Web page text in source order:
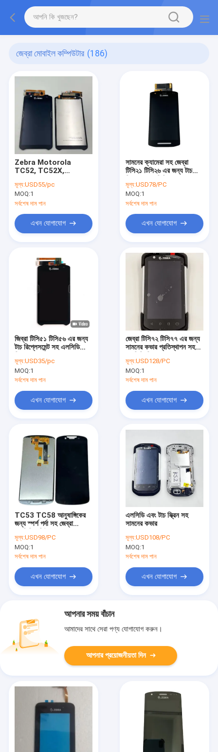
জেব্রা মোবাইল কম্পিউটার (186)
Zebra Motorola
TC52, TC52X,
TC57X, TC57AX এর
জন্য টাচ স্ক্রিন সহ এলসিডি
মূল্য:USD55/pc
MOQ:1
সর্বশেষ দাম পান
এখন যোগাযোগ
সামনের ক্যামেরা সহ জেব্রা
টিসি২১ টিসি২৬ এর জন্য টাচ
মূল্য:USD78/PC
MOQ:1
সর্বশেষ দাম পান
এখন যোগাযোগ
জিব্রা টিসি৫১ টিসি৫৬ এর জন্য
টাচ রিপ্লেসমেন্ট সহ এলসিডি
মূল্য:USD35/pc
MOQ:1
সর্বশেষ দাম পান
এখন যোগাযোগ
জেব্রা টিসি৭২ টিসি৭৭ এর জন্য
সামনের কভার প্রতিস্থাপন সহ
মূল্য:USD128/PC
MOQ:1
সর্বশেষ দাম পান
এখন যোগাযোগ
TC53 TC58 আনুষাঙ্গিকের
জন্য স্পর্শ পর্দা সহ জেব্রা
মূল্য:USD98/PC
MOQ:1
সর্বশেষ দাম পান
এখন যোগাযোগ
এলসিডি এবং টাচ স্ক্রিন সহ
সামনের কভার
মূল্য:USD108/PC
MOQ:1
সর্বশেষ দাম পান
এখন যোগাযোগ
আপনার সময় বাঁচান
আমাদের সাথে সেরা পণ্য যোগাযোগ করুন।
আপনার প্রয়োজনীয়তা দিন